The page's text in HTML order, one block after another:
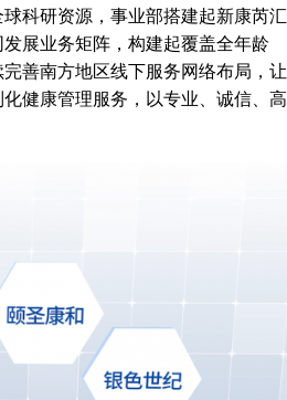
科研资源，事业部搭建起新康芮汇
展业务矩阵，构建起覆盖全年龄
善南方地区线下服务网络布局，让
健康管理服务，以专业、诚信、高